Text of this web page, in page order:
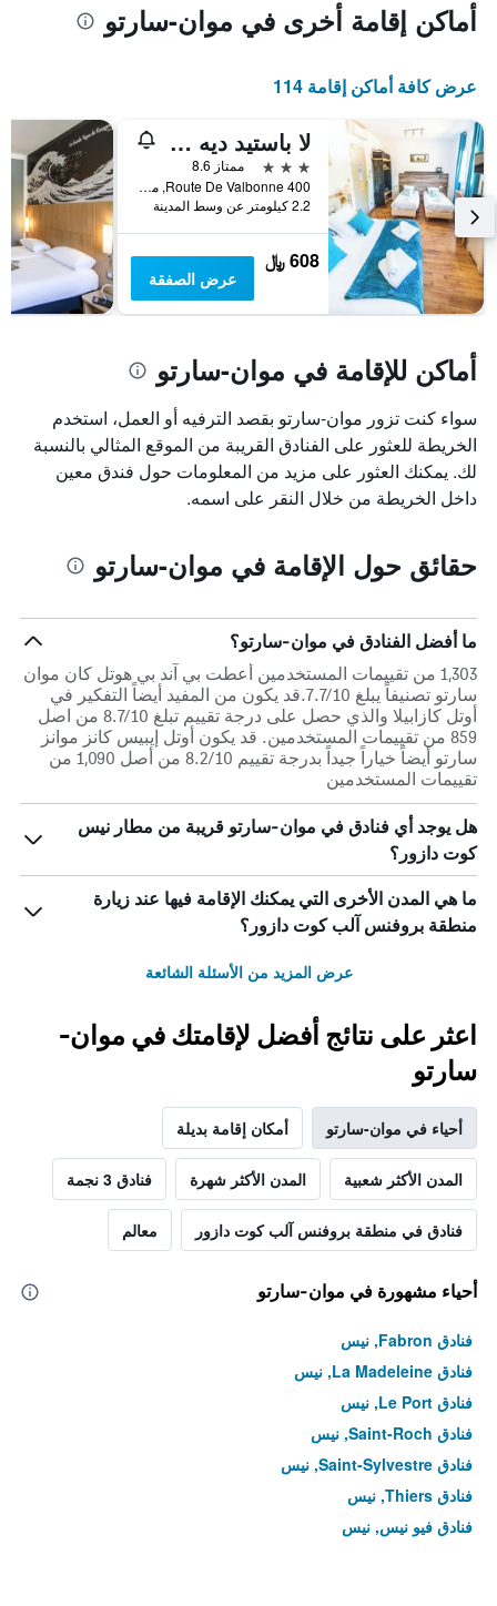
أماكن إقامة أخرى في موان-سارتو
عرض كافة أماكن إقامة 114
لا باستيد ديه جولف
3 نجوم
ممتاز 8.6
400 Route De Valbonne, موان-سارتو, إقليم الألب البحري, فرنسا
2.2 كيلومتر عن وسط المدينة
608 ﷼
عرض الصفقة
أماكن للإقامة في موان-سارتو
سواء كنت تزور موان-سارتو بقصد الترفيه أو العمل، استخدم
الخريطة للعثور على الفنادق القريبة من الموقع المثالي بالنسبة
لك. يمكنك العثور على مزيد من المعلومات حول فندق معين
داخل الخريطة من خلال النقر على اسمه.
حقائق حول الإقامة في موان-سارتو
ما أفضل الفنادق في موان-سارتو؟
1,303 من تقييمات المستخدمين أعطت بي آند بي هوتل كان موان
سارتو تصنيفاً يبلغ 7.7/10.قد يكون من المفيد أيضاً التفكير في
أوتل كازابيلا والذي حصل على درجة تقييم تبلغ 8.7/10 من اصل
859 من تقييمات المستخدمين. قد يكون أوتل إيبيس كانز موانز
سارتو أيضاً خياراً جيداً بدرجة تقييم 8.2/10 من أصل 1,090 من
تقييمات المستخدمين
هل يوجد أي فنادق في موان-سارتو قريبة من مطار نيس
كوت دازور؟
ما هي المدن الأخرى التي يمكنك الإقامة فيها عند زيارة
منطقة بروفنس آلب كوت دازور؟
عرض المزيد من الأسئلة الشائعة
اعثر على نتائج أفضل لإقامتك في موان-
سارتو
أحياء في موان-سارتو أمكان إقامة بديلة
المدن الأكثر شعبية المدن الأكثر شهرة فنادق 3 نجمة
فنادق في منطقة بروفنس آلب كوت دازور معالم
أحياء مشهورة في موان-سارتو
فنادق Fabron, نيس
فنادق La Madeleine, نيس
فنادق Le Port, نيس
فنادق Saint-Roch, نيس
فنادق Saint-Sylvestre, نيس
فنادق Thiers, نيس
فنادق فيو نيس, نيس